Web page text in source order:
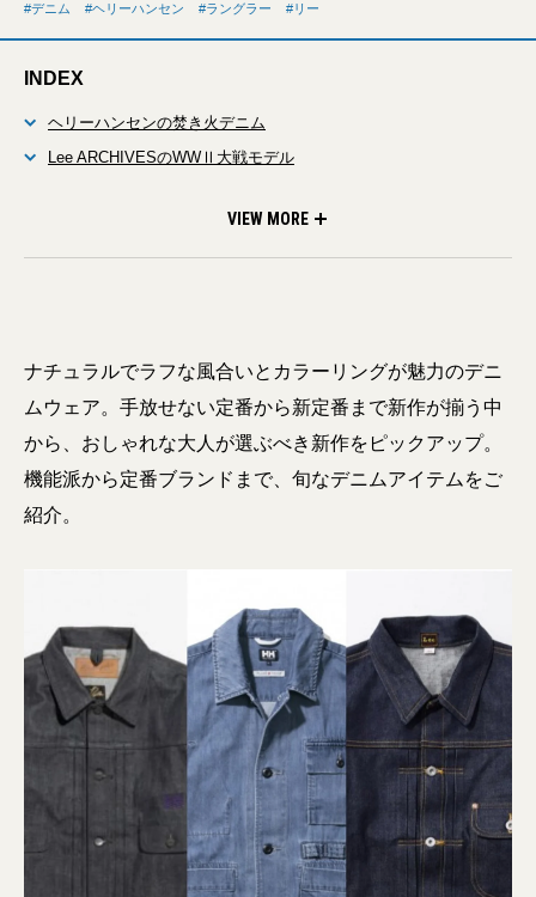
デニム ヘリーハンセン ラングラー リー
INDEX
ヘリーハンセンの焚き火デニム
Lee ARCHIVESのWWⅡ大戦モデル
VIEW MORE
ナチュラルでラフな風合いとカラーリングが魅力のデニ
ムウェア。手放せない定番から新定番まで新作が揃う中
から、おしゃれな大人が選ぶべき新作をピックアップ。
機能派から定番ブランドまで、旬なデニムアイテムをご
紹介。